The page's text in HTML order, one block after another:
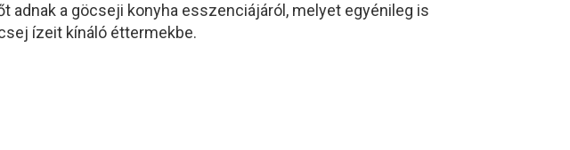
adnak a göcseji konyha esszenciájáról, melyet egyénileg is
ízeit kínáló éttermekbe.